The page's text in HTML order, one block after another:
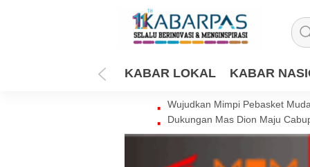
KABAR LOKAL KABAR
Wujudkan Mimpi Pebasket
Dukungan Mas Dion Maju